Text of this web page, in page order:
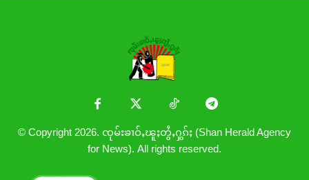
© Copyright 2026. ၸုမ်းၶၢဝ်ႇၽူႈတွႆႇႁွၵ်ႈ (Shan Herald Agency
for News). All rights reserved.